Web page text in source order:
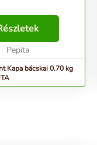
Pepita
Kapa bácskai 0.70 kg